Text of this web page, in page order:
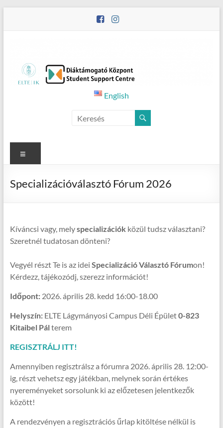
Counselling
English
Specializációválasztó Fórum 2026
Kíváncsi vagy, melyspecializációk közül tudsz választani?
Szeretnél tudatosan dönteni?
Vegyél részt Te is az idei Specializáció Választó Fórumon!
Kérdezz, tájékozódj, szerezz információt!
Időpont:2026. április 28. kedd 16:00-18.00
Helyszín:ELTE Lágymányosi Campus Déli Épület0-823
Kitaibel Pálterem
REGISZTRÁLJ ITT!
Amennyiben regisztrálsz a fórumra 2026. április 28. 12:00-
ig, részt vehetsz egy játékban, melynek során értékes
nyereményeket sorsolunk ki az előzetesen jelentkezők
között!
A rendezvényen a regisztrációs űrlap kitöltése nélkül is